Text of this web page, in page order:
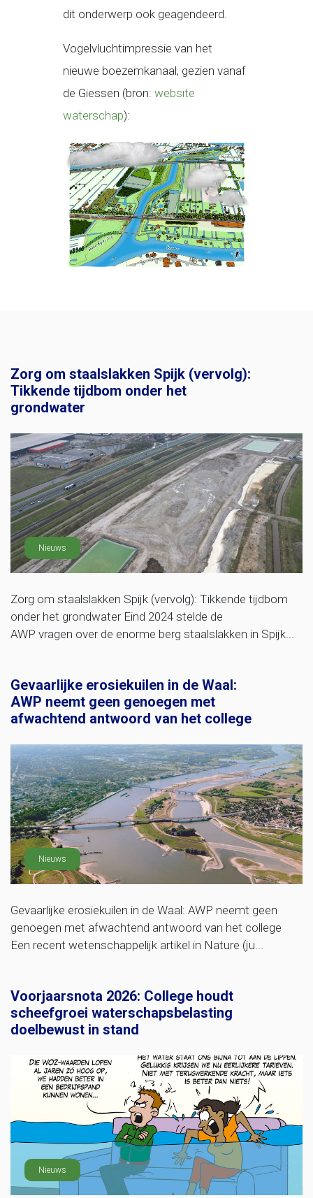
dit onderwerp ook geagendeerd.
Vogelvluchtimpressie van het
nieuwe boezemkanaal, gezien vanaf
de Giessen (bron: website
waterschap):
Zorg om staalslakken Spijk (vervolg):
Tikkende tijdbom onder het
grondwater
Nieuws
Zorg om staalslakken Spijk (vervolg): Tikkende tijdbom
onder het grondwater Eind 2024 stelde de
AWP vragen over de enorme berg staalslakken in Spijk...
Gevaarlijke erosiekuilen in de Waal:
AWP neemt geen genoegen met
afwachtend antwoord van het college
Nieuws
Gevaarlijke erosiekuilen in de Waal: AWP neemt geen
genoegen met afwachtend antwoord van het college
Een recent wetenschappelijk artikel in Nature (ju...
Voorjaarsnota 2026: College houdt
scheefgroei waterschapsbelasting
doelbewust in stand
Nieuws